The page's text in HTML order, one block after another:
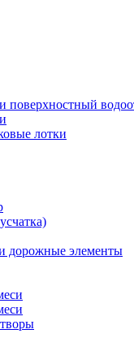
поверхностный
лотки
дорожные элементы